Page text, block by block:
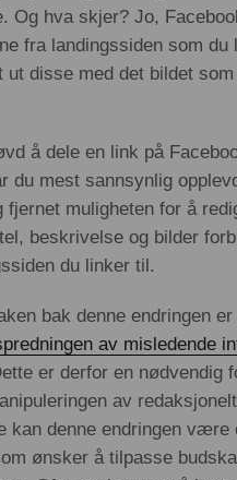
Og hva skjer? Jo,
fra landingssiden som
ut disse med det bildet
å dele en link på
du mest sannsynlig
fjernet muligheten for å
beskrivelse og bilder
du linker til.
bak denne endringen er
av misledende
er derfor en nødvendig
av
kan denne endringen
ønsker å tilpasse